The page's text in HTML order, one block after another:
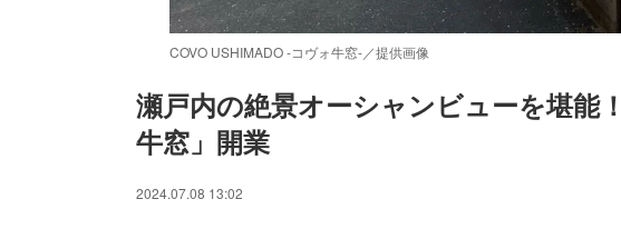
COVO USHIMADO -コヴォ牛窓-／提供画像
瀬戸内の絶景オーシャンビューを堪能
牛窓」開業
2024.07.08 13:02